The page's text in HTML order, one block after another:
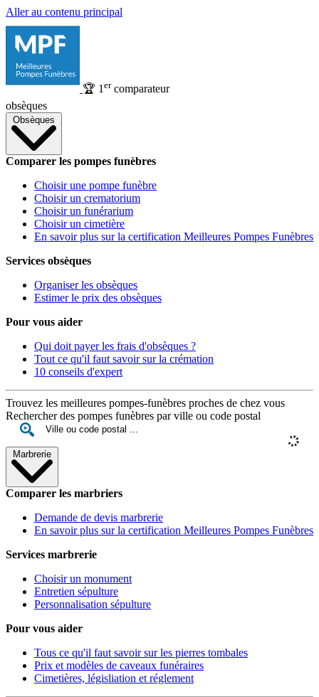
Aller au contenu principal
🏆 1 ercomparateur
obsèques
Obsèques
Comparer les pompes funèbres
Choisir une pompe funèbre
Choisir un crematorium
Choisir un funérarium
Choisir un cimetière
En savoir plus sur la certification Meilleures Pompes Funèbres
Services obsèques
Organiser les obsèques
Estimer le prix des obsèques
Pour vous aider
Qui doit payer les frais d'obsèques ?
Tout ce qu'il faut savoir sur la crémation
10 conseils d'expert
Trouvez les meilleures pompes-funèbres proches de chez vous
Rechercher des pompes funèbres par ville ou code postal
Marbrerie
Comparer les marbriers
Demande de devis marbrerie
En savoir plus sur la certification Meilleures Pompes Funèbres
Services marbrerie
Choisir un monument
Entretien sépulture
Personnalisation sépulture
Pour vous aider
Tous ce qu'il faut savoir sur les pierres tombales
Prix et modèles de caveaux funéraires
Cimetières, législiation et réglement